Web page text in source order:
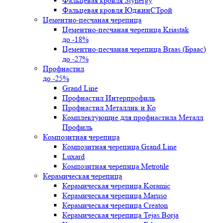
Фальцевая кровля ЮджинСТрой
Цементно-песчаная черепица
Цементно-песчаная черепица Kriastak
до -18%
Цементно-песчаная черепица Braas (Браас)
до -27%
Профнастил
до -25%
Grand Line
Профнастил Интерпрофиль
Профнастил Металлик и Ко
Комплектующие для профнастила Металл
Профиль
Композитная черепица
Композитная черепица Grand Line
Luxard
Композитная черепица Metrotile
Керамическая черепица
Керамическая черепица Koramic
Керамическая черепица Maruso
Керамическая черепица Creaton
Керамическая черепица Tejas Borja